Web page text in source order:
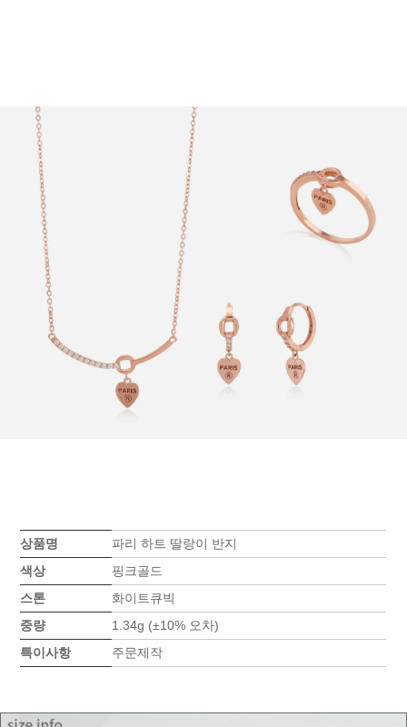
상품명
파리 하트 딸랑이 반지
색상
핑크골드
스톤
화이트큐빅
중량
1.34g (±10% 오차)
특이사항
주문제작